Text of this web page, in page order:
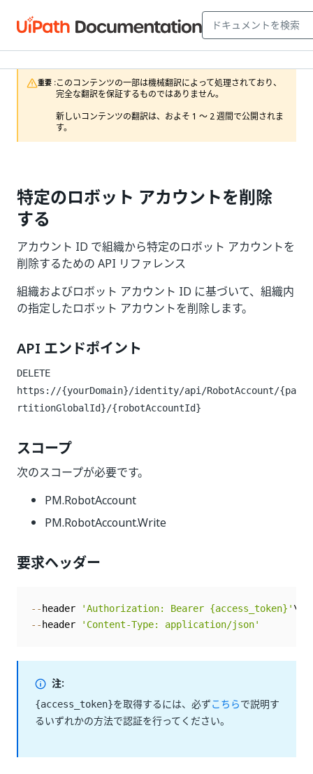
重要 :このコンテンツの一部は機械翻訳によって処理されており、
完全な翻訳を保証するものではありません。
新しいコンテンツの翻訳は、およそ 1 ～ 2 週間で公開されま
す。
特定のロボット アカウントを削除
する
アカウント ID で組織から特定のロボット アカウントを
削除するための API リファレンス
組織およびロボット アカウント ID に基づいて、組織内
の指定したロボット アカウントを削除します。
API エンドポイント
DELETE
https://{yourDomain}/identity/api/RobotAccount/{pa
rtitionGlobalId}/{robotAccountId}
スコープ
次のスコープが必要です。
PM.RobotAccount
PM.RobotAccount.Write
要求ヘッダー
-- header 'Authorization: Bearer {access_token}'
-- header 'Content-Type: application/json'
注:
{access_token}を取得するには、必ずこちらで説明す
るいずれかの方法で認証を行ってください。